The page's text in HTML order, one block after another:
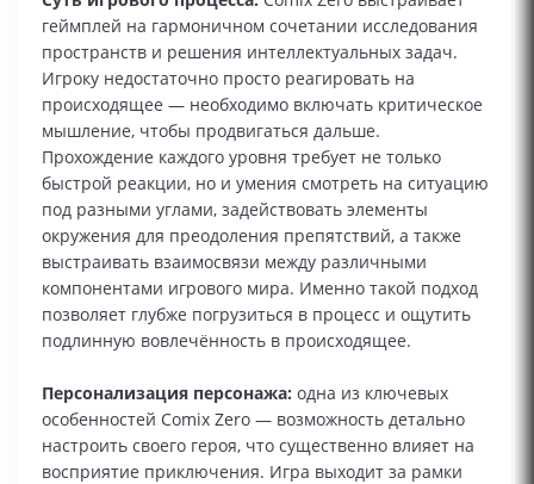
геймплей на гармоничном сочетании исследования
пространств и решения интеллектуальных задач.
Игроку недостаточно просто реагировать на
происходящее — необходимо включать критическое
мышление, чтобы продвигаться дальше.
Прохождение каждого уровня требует не только
быстрой реакции, но и умения смотреть на ситуацию
под разными углами, задействовать элементы
окружения для преодоления препятствий, а также
выстраивать взаимосвязи между различными
компонентами игрового мира. Именно такой подход
позволяет глубже погрузиться в процесс и ощутить
подлинную вовлечённость в происходящее.
Персонализация персонажа: одна из ключевых
особенностей Comix Zero — возможность детально
настроить своего героя, что существенно влияет на
восприятие приключения. Игра выходит за рамки